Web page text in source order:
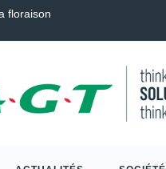
floraison